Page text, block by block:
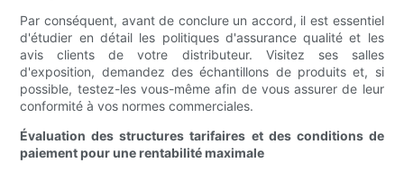
Par conséquent, avant de conclure un accord, il est essentiel
d'étudier en détail les politiques d'assurance qualité et les
avis clients de votre distributeur. Visitez ses salles
d'exposition, demandez des échantillons de produits et, si
possible, testez-les vous-même afin de vous assurer de leur
conformité à vos normes commerciales.
Évaluation des structures tarifaires et des conditions de
paiement pour une rentabilité maximale